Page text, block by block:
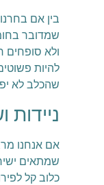
בין אם
שמדובר
ולא סופחים
להיות
שהכלב לא
ניידות
אם אנחנו
שמתאים
כלוב קל